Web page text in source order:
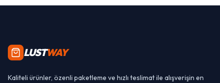
LUSTWAY
Kaliteli ürünler, özenli paketleme ve hızlı teslimat ile alışverişin en